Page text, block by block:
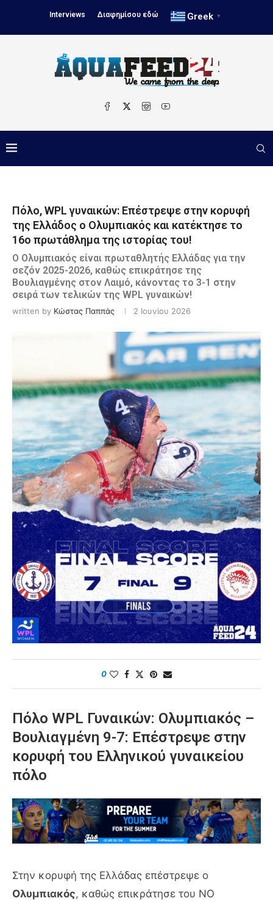
Interviews Διαφημίσου εδώ Greek ▼
Πόλο, WPL γυναικών: Επέστρεψε στην κορυφή
της Ελλάδος ο Ολυμπιακός και κατέκτησε το
16ο πρωτάθλημα της ιστορίας του!
Ο Ολυμπιακός είναι πρωταθλητής Ελλάδας για την
σεζόν 2025-2026, καθώς επικράτησε της
Βουλιαγμένης στον Λαιμό, κάνοντας το 3-1 στην
σειρά των τελικών της WPL γυναικών!
written by Κώστας Παππάς 2 Ιουνίου 2026
0
Πόλο WPL Γυναικών: Ολυμπιακός –
Βουλιαγμένη 9-7: Επέστρεψε στην
κορυφή του Ελληνικού γυναικείου
πόλο
Στην κορυφή της Ελλάδας επέστρεψε ο
Ολυμπιακός, καθώς επικράτησε του ΝΟ